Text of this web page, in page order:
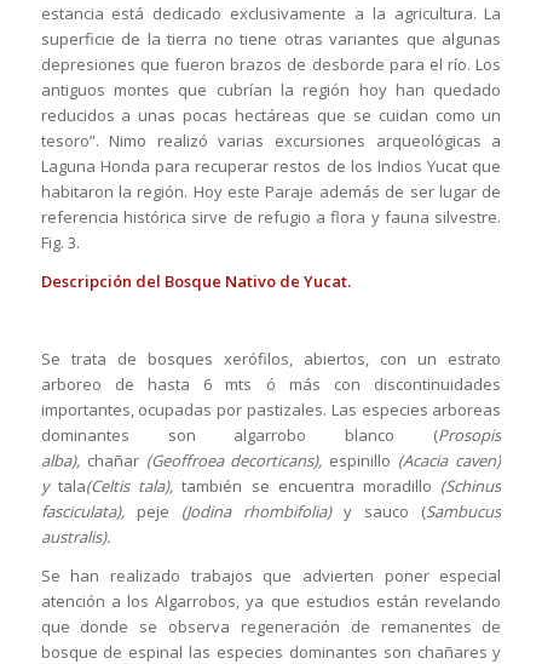
estancia está dedicado exclusivamente a la agricultura. La
superficie de la tierra no tiene otras variantes que algunas
depresiones que fueron brazos de desborde para el río. Los
antiguos montes que cubrían la región hoy han quedado
reducidos a unas pocas hectáreas que se cuidan como un
tesoro”. Nimo realizó varias excursiones arqueológicas a
Laguna Honda para recuperar restos de los Indios Yucat que
habitaron la región. Hoy este Paraje además de ser lugar de
referencia histórica sirve de refugio a flora y fauna silvestre.
Fig. 3.
Descripción del Bosque Nativo de Yucat.
Se trata de bosques xerófilos, abiertos, con un estrato
arboreo de hasta 6 mts ó más con discontinuidades
importantes, ocupadas por pastizales. Las especies arboreas
dominantes son algarrobo blanco (Prosopis
alba), chañar(Geoffroea decorticans), espinillo (Acacia caven)
y tala(Celtis tala),también se encuentra moradillo (Schinus
fasciculata),peje (Jodina rhombifolia)y sauco (Sambucus
australis).
Se han realizado trabajos que advierten poner especial
atención a los Algarrobos, ya que estudios están revelando
que donde se observa regeneración de remanentes de
bosque de espinal las especies dominantes son chañares y